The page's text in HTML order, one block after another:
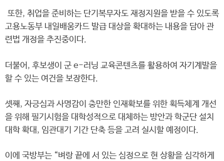
또한, 취업을 준비하는 단기복무자도 재정지원을 받을 수 있도록
고용노동부 내일배움카드 발급 대상을 확대하는 내용을 담아 관
련법 개정을 추진중이다.
더불어, 후보생이 군 e-러닝 교육콘텐츠를 활용하여 자기계발을
할 수 있는 여건을 보장한다.
셋째, 자긍심과 사명감이 충만한 인재확보를 위한 획득체계 개선
을 위해 필기시험을 대학성적으로 대체하는 방안과 학군단 설치
대학 확대, 임관대기 기간 단축 등을 고려 실시할 예정이다.
이에 국방부는 “벼랑 끝에 서 있는 심정으로 현 상황을 심각하게